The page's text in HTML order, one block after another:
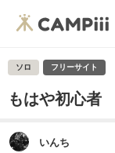
ソロ フリーサイト
もはや初心者
いんち